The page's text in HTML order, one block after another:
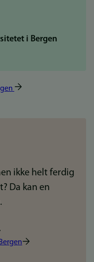
i Bergen
ikke helt ferdig
Da kan en